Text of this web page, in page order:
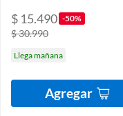
$ 15.490 -50%
$ 30.990
Llega mañana
Agregar